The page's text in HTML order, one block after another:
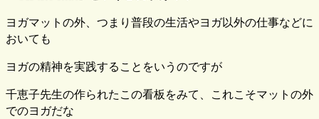
ヨガマットの外、つまり普段の生活やヨガ以外の仕事などに
おいても
ヨガの精神を実践することをいうのですが
千恵子先生の作られたこの看板をみて、これこそマットの外
でのヨガだな